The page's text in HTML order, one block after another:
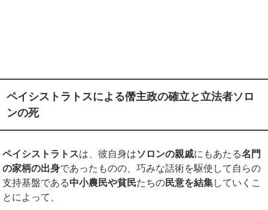
ペイシストラトスによる僭主政の確立と立法者ソロ
ンの死
ペイシストラトスは、彼自身はソロンの親戚にもあたる名門
の家柄の出身であったものの、巧みな話術を駆使して自らの
支持基盤である中小農民や貧民たちの民意を結集していくこ
とによって、